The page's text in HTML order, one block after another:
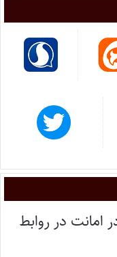
امانت در روابط